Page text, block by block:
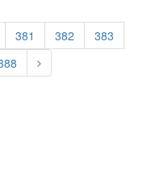
381 382
383